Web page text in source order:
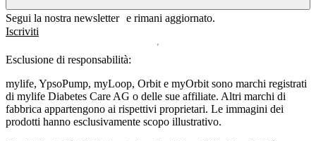
Segui la nostra newsletter e rimani aggiornato.
Iscriviti
Esclusione di responsabilità:
mylife, YpsoPump, myLoop, Orbit e myOrbit sono marchi registrati
di mylife Diabetes Care AG o delle sue affiliate. Altri marchi di
fabbrica appartengono ai rispettivi proprietari. Le immagini dei
prodotti hanno esclusivamente scopo illustrativo.